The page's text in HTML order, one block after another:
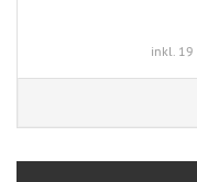
inkl. 19